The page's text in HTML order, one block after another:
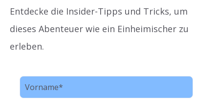
Entdecke die Insider-Tipps und Tricks, um
dieses Abenteuer wie ein Einheimischer zu
erleben.